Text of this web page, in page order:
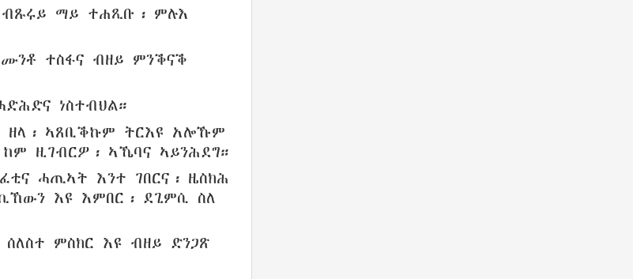
ብጹሩይ ማይ ተሐጺቡ ፡ ምሉእ
ተስፋና ብዘይ ምንቕናቕ
ነስተብህል።
ዘላ ፡ ኣጸቢቕኩም ትርእዩ አሎኹም
ከም ዚገብርዎ፡ ኣኼባና ኣይንሕደግ።
ፈቲና ሓጢኣት እንተ ገበርና፡ ዜስክሕ
እዩ እምበር ፡ ደጊምሲ ስለ
ሰለስተ ምስክር እዩ ብዘይ ድንጋጽ